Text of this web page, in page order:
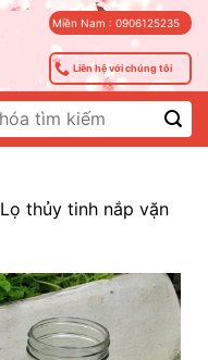
Miền Nam : 0906125235
Liên hệ với chúng tôi
Lọ thủy tinh nắp vặn